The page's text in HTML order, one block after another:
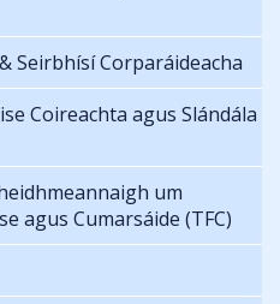
Seirbhísí Corparáideacha
Coireachta agus Slándála
um
agus Cumarsáide (TFC)